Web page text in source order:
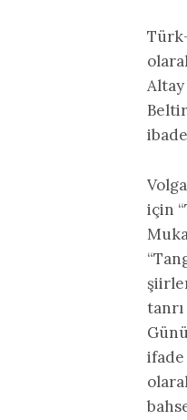
Altay
için
ifade